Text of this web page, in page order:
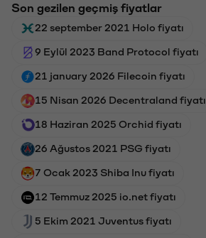
Son gezilen geçmiş fiyatlar
22 september 2021 Holo fiyatı
9 Eylül 2023 Band Protocol fiyatı
21 january 2026 Filecoin fiyatı
15 Nisan 2026 Decentraland fiyatı
18 Haziran 2025 Orchid fiyatı
26 Ağustos 2021 PSG fiyatı
7 Ocak 2023 Shiba Inu fiyatı
12 Temmuz 2025 io.net fiyatı
5 Ekim 2021 Juventus fiyatı